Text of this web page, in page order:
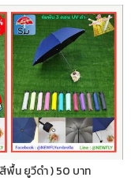
พื้น ยูวีดำ ) 50 บาท